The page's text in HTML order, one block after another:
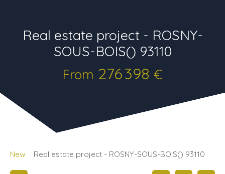
Real estate project - ROSNY-
SOUS-BOIS() 93110
From 276 398 €
New Real estate project - ROSNY-SOUS-BOIS() 93110